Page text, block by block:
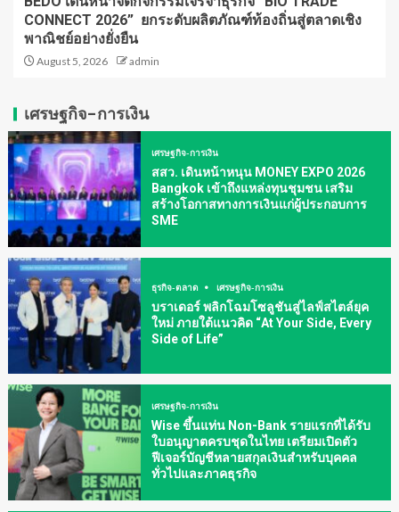
CONNECT 2026” ยกระดับผลิตภัณฑ์ท้องถิ่นสู่ตลาดเชิง
พาณิชย์อย่างยั่งยืน
August 5, 2026 admin
เศรษฐกิจ-การเงิน
เศรษฐกิจ-การเงิน
สสว. เดินหน้าหนุน MONEY EXPO 2026
Bangkok เข้าถึงแหล่งทุนชุมชน เสริม
สร้างโอกาสทางการเงินแก่ผู้ประกอบการ
SME
ธุรกิจ-ตลาด เศรษฐกิจ-การเงิน
บราเดอร์ พลิกโฉมโซลูชันสู่ไลฟ์สไตล์ยุค
ใหม่ ภายใต้แนวคิด “At Your Side, Every
Side of Life”
เศรษฐกิจ-การเงิน
Wise ขึ้นแท่น Non-Bank รายแรกที่ได้รับ
ใบอนุญาตครบชุดในไทย เตรียมเปิดตัว
ฟีเจอร์บัญชีหลายสกุลเงินสำหรับบุคคล
ทั่วไปและภาคธุรกิจ